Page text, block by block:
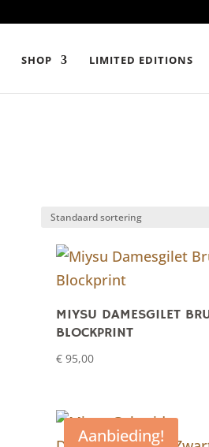
SHOP LIMITED EDITIONS
MIYSU DAMESGILET
BLOCKPRINT
€95,00
Aanbieding!